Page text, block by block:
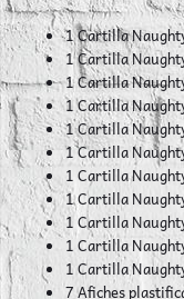
1 Cartilla
1 Cartilla
1 Cartilla
1 Cartilla
1 Cartilla
1 Cartilla
1 Cartilla
1 Cartilla
1 Cartilla
1 Cartilla
1 Cartilla
7 Afiches